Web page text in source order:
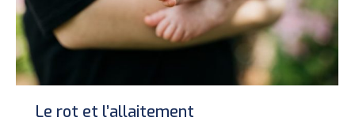
Le rot et l’allaitement